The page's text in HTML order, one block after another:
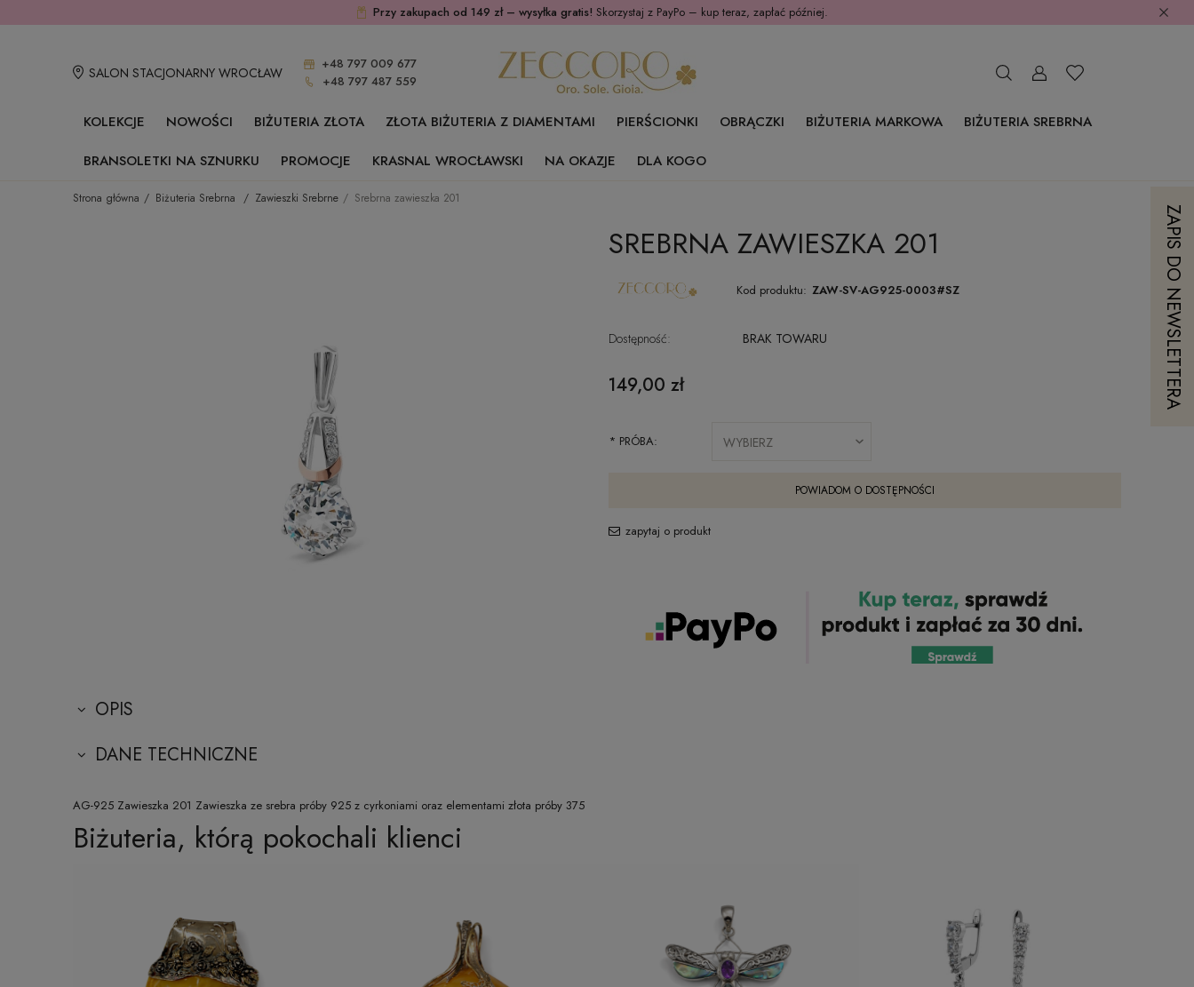
Przy zakupach od 149 zł – wysyłka gratis! Skorzystaj z PayPo – kup teraz, zapłać później.
SALON STACJONARNY WROCŁAW
+48 797 009 677
+48 797 487 559
KOLEKCJE NOWOŚCI BIŻUTERIA ZŁOTA ZŁOTA BIŻUTERIA Z DIAMENTAMI PIERŚCIONKI OBRĄCZKI BIŻUTERIA MARKOWA
BIŻUTERIA SREBRNA
BRANSOLETKI NA SZNURKU
PROMOCJE KRASNAL WROCŁAWSKI NA OKAZJE DLA KOGO
Strona główna Biżuteria Srebrna Zawieszki Srebrne Srebrna zawieszka 201
SREBRNA ZAWIESZKA 201
Kod produktu: ZAW-SV-AG925-0003#SZ
Dostępność: BRAK TOWARU
149,00 zł
* PRÓBA:
POWIADOM O DOSTĘPNOŚCI
zapytaj o produkt
OPIS
DANE TECHNICZNE
AG-925 Zawieszka 201 Zawieszka ze srebra próby 925 z cyrkoniami oraz elementami złota próby 375
Biżuteria, którą pokochali klienci
ZAPIS DO NEWSLETTERA